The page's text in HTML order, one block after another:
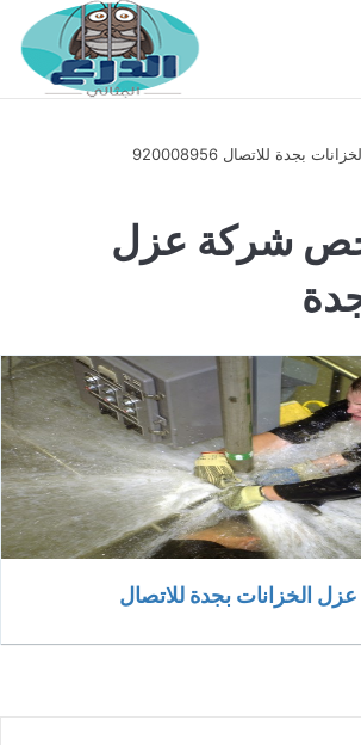
بجدة للاتصال 920008956
شركة عزل
الخزانات بجدة للاتصال